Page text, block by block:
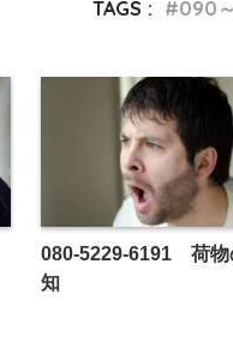
TAGS :
090～
080-5229-6191 荷物
知